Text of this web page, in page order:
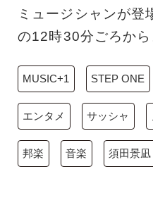
ミュージシャンが登
の12時30分ごろから
MUSIC+1 STEP ONE
エンタメ サッシャ
邦楽 音楽 須田景凪